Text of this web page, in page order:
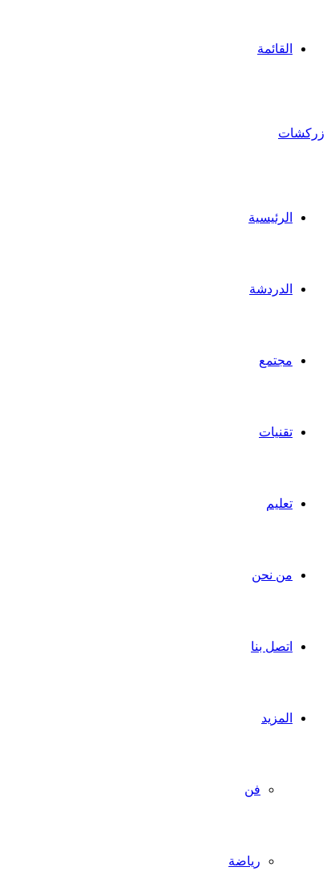
القائمة
زركشات
الرئيسية
الدردشة
مجتمع
تقنيات
تعليم
من نحن
اتصل بنا
المزيد
فن
رياضة